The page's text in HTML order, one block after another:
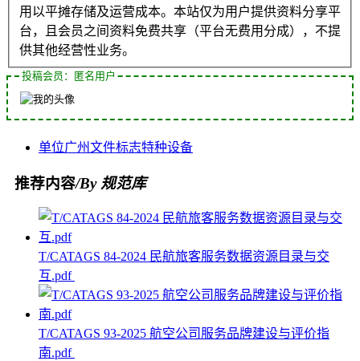
用以平摊存储及运营成本。本站仅为用户提供资料分享平
台，且会员之间资料免费共享（平台无费用分成），不提
供其他经营性业务。
投稿会员：匿名用户
单位广州文件标志特种设备
推荐内容/By 规范库
T/CATAGS 84-2024 民航旅客服务数据资源目录与交
互.pdf
T/CATAGS 93-2025 航空公司服务品牌建设与评价指
南.pdf